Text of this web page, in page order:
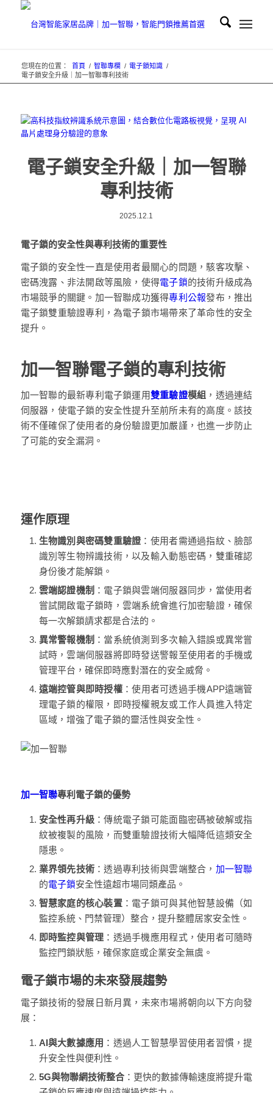
您現在的位置： 首頁 / 智聯專欄 / 電子鎖知識 /
電子鎖安全升級｜加一智聯專利技術
電子鎖安全升級｜加一智聯
專利技術
2025.12.1
電子鎖的安全性與專利技術的重要性
電子鎖的安全性一直是使用者最關心的問題，駭客攻擊、
密碼洩露、非法開啟等風險，使得電子鎖的技術升級成為
市場競爭的關鍵。加一智聯成功獲得專利公報發布，推出
電子鎖雙重驗證專利，為電子鎖市場帶來了革命性的安全
提升。
加一智聯電子鎖的專利技術
加一智聯的最新專利電子鎖運用雙重驗證模組 ，透過連結
伺服器，使電子鎖的安全性提升至前所未有的高度。該技
術不僅確保了使用者的身份驗證更加嚴謹，也進一步防止
了可能的安全漏洞。
運作原理
生物識別與密碼雙重驗證 ：使用者需通過指紋、臉部
識別等生物辨識技術，以及輸入動態密碼，雙重確認
身份後才能解鎖。
雲端認證機制 ：電子鎖與雲端伺服器同步，當使用者
嘗試開啟電子鎖時，雲端系統會進行加密驗證，確保
每一次解鎖請求都是合法的。
異常警報機制 ：當系統偵測到多次輸入錯誤或異常嘗
試時，雲端伺服器將即時發送警報至使用者的手機或
管理平台，確保即時應對潛在的安全威脅。
遠端控管與即時授權 ：使用者可透過手機APP遠端管
理電子鎖的權限，即時授權親友或工作人員進入特定
區域，增強了電子鎖的靈活性與安全性。
加一智聯專利電子鎖的優勢
安全性再升級 ：傳統電子鎖可能面臨密碼被破解或指
紋被複製的風險，而雙重驗證技術大幅降低這類安全
隱患。
業界領先技術 ：透過專利技術與雲端整合， 加一智聯
的電子鎖安全性遠超市場同類產品。
智慧家庭的核心裝置：電子鎖可與其他智慧設備（如
監控系統、門禁管理）整合，提升整體居家安全性。
即時監控與管理 ：透過手機應用程式，使用者可隨時
監控門鎖狀態，確保家庭或企業安全無虞。
電子鎖市場的未來發展趨勢
電子鎖技術的發展日新月異，未來市場將朝向以下方向發
展：
AI與大數據應用 ：透過人工智慧學習使用者習慣，提
升安全性與便利性。
5G與物聯網技術整合：更快的數據傳輸速度將提升電